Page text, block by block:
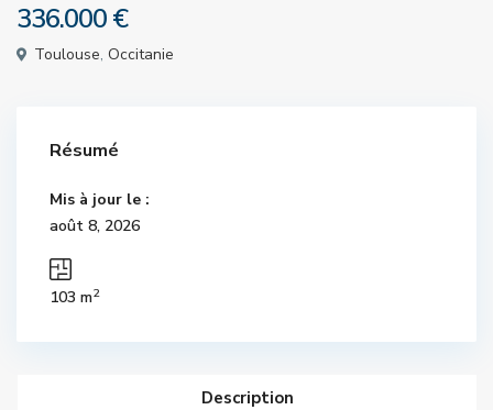
336.000 €
Toulouse, Occitanie
Résumé
Mis à jour le :
août 8, 2026
103 m2
Description